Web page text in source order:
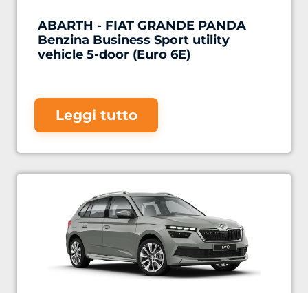
ABARTH - FIAT GRANDE PANDA
Benzina Business Sport utility
vehicle 5-door (Euro 6E)
Leggi tutto